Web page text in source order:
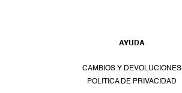
AYUDA
CAMBIOS Y DEVOLUCIONES
POLITICA DE PRIVACIDAD